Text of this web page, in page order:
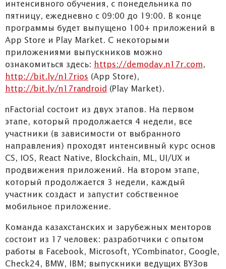
интенсивного обучения, с понедельника по
пятницу, ежедневно с 09:00 до 19:00. В конце
программы будет выпущено 100+ приложений в
App Store и Play Market. С некоторыми
приложениями выпускников можно
ознакомиться здесь: https://demoday.n17r.com ,
http://bit.ly/n17rios (App Store),
http://bit.ly/n17randroid (Play Market).
nFactorial состоит из двух этапов. На первом
этапе, который продолжается 4 недели, все
участники (в зависимости от выбранного
направления) проходят интенсивный курс основ
CS, IOS, React Native, Blockchain, ML, UI/UX и
продвижения приложений. На втором этапе,
который продолжается 3 недели, каждый
участник создаст и запустит собственное
мобильное приложение.
Команда казахстанских и зарубежных менторов
состоит из 17 человек: разработчики с опытом
работы в Facebook, Microsoft, YCombinator, Google,
Check24, BMW, IBM; выпускники ведущих ВУЗов